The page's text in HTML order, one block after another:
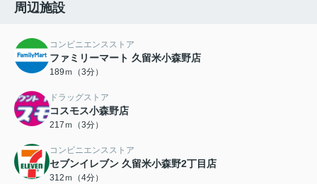
周辺施設
コンビニエンスストア
ファミリーマート 久留米小森野店
189ｍ（3分）
ドラッグストア
コスモス小森野店
217ｍ（3分）
コンビニエンスストア
セブンイレブン 久留米小森野2丁目店
312ｍ（4分）